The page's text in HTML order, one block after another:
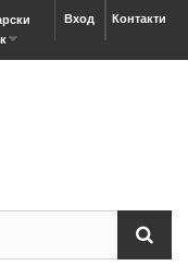
Контакти
Вход